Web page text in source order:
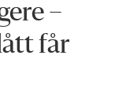
–
får